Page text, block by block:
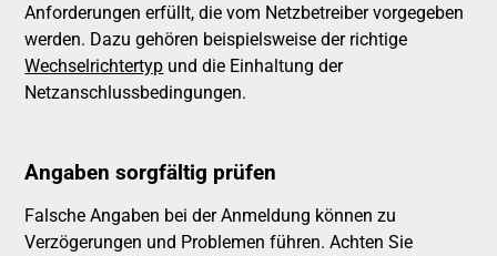
Anforderungen erfüllt, die vom Netzbetreiber vorgegeben
werden. Dazu gehören beispielsweise der richtige
Wechselrichtertyp und die Einhaltung der
Netzanschlussbedingungen.
Angaben sorgfältig prüfen
Falsche Angaben bei der Anmeldung können zu
Verzögerungen und Problemen führen. Achten Sie